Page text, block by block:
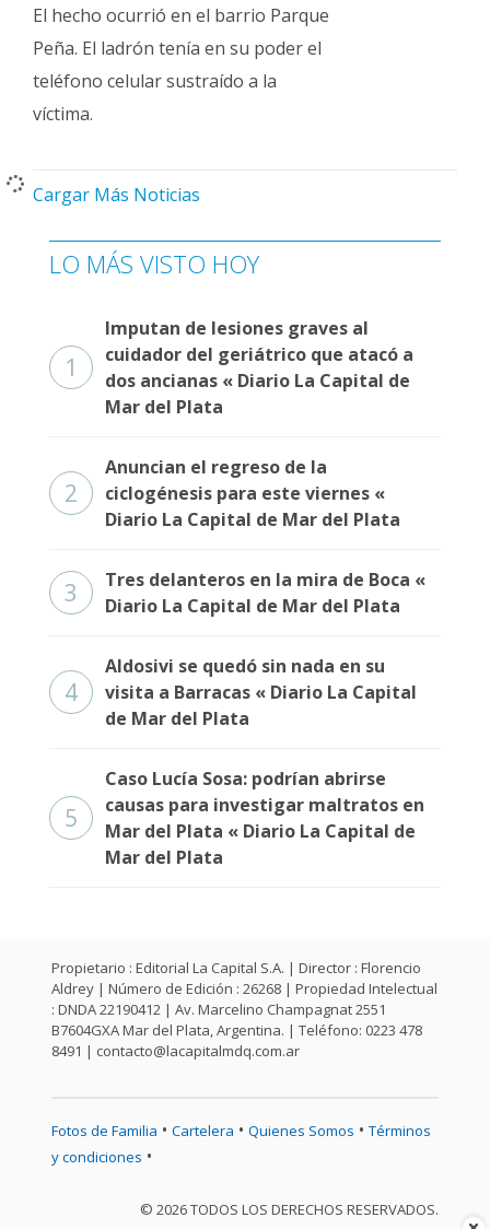
El hecho ocurrió en el barrio Parque
Peña. El ladrón tenía en su poder el
teléfono celular sustraído a la
víctima.
Cargar Más Noticias
LO MÁS VISTO HOY
1
Imputan de lesiones graves al
cuidador del geriátrico que atacó a
dos ancianas « Diario La Capital de
Mar del Plata
2
Anuncian el regreso de la
ciclogénesis para este viernes «
Diario La Capital de Mar del Plata
3
Tres delanteros en la mira de Boca «
Diario La Capital de Mar del Plata
4
Aldosivi se quedó sin nada en su
visita a Barracas « Diario La Capital
de Mar del Plata
5
Caso Lucía Sosa: podrían abrirse
causas para investigar maltratos en
Mar del Plata « Diario La Capital de
Mar del Plata
Propietario : Editorial La Capital S.A. | Director : Florencio
Aldrey | Número de Edición : 26268 | Propiedad Intelectual
: DNDA 22190412 | Av. Marcelino Champagnat 2551
B7604GXA Mar del Plata, Argentina. | Teléfono: 0223 478
8491 | contacto@lacapitalmdq.com.ar
Fotos de Familia • Cartelera • Quienes Somos • Términos
y condiciones •
© 2026 TODOS LOS DERECHOS RESERVADOS.